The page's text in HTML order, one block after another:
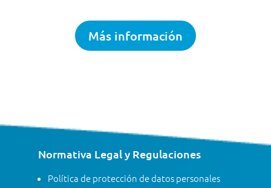
Más información
Normativa Legal y Regulaciones
Política de protección de datos personales